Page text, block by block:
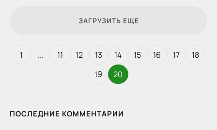
ПОСЛЕДНИЕ КОММЕНТАРИИ
ЗАГРУЗИТЬ ЕЩЕ
1 ... 11 12 13 14 15 16 17
18
19
20